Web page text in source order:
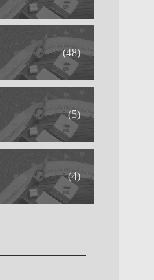
(48)
(5)
(4)